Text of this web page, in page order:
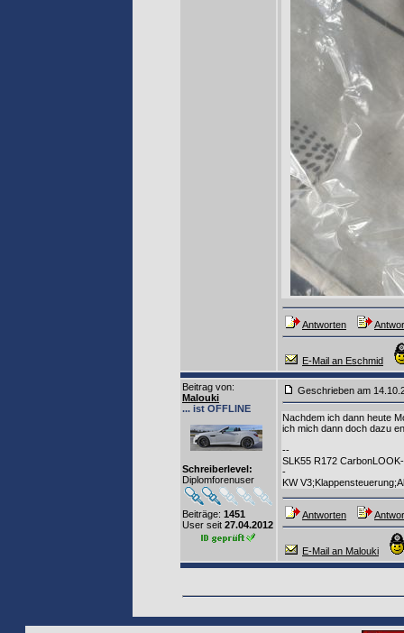
Antworten
E-Mail an Eschmid
Beitrag von:
Malouki
... ist OFFLINE
Schreiberlevel:
Diplomforenuser
Beiträge: 1451
User seit 27.04.2012
Geschrieben am
Nachdem ich dann heute
ich mich dann doch dazu
--
SLK55 R172
-
KW
Antworten
E-Mail an Malouki